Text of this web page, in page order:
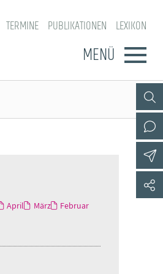
TERMINE PUBLIKATIONEN LEXIKON
MENÜ
April März
Februar